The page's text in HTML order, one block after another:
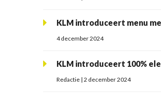
KLM introduceert menu
4 december 2024
KLM introduceert 100%
Redactie | 2 december 2024